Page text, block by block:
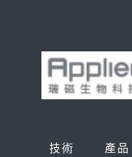
技術 產品